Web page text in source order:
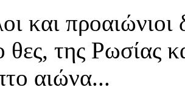
και προαιώνιοι
θες, της Ρωσίας
αιώνα...